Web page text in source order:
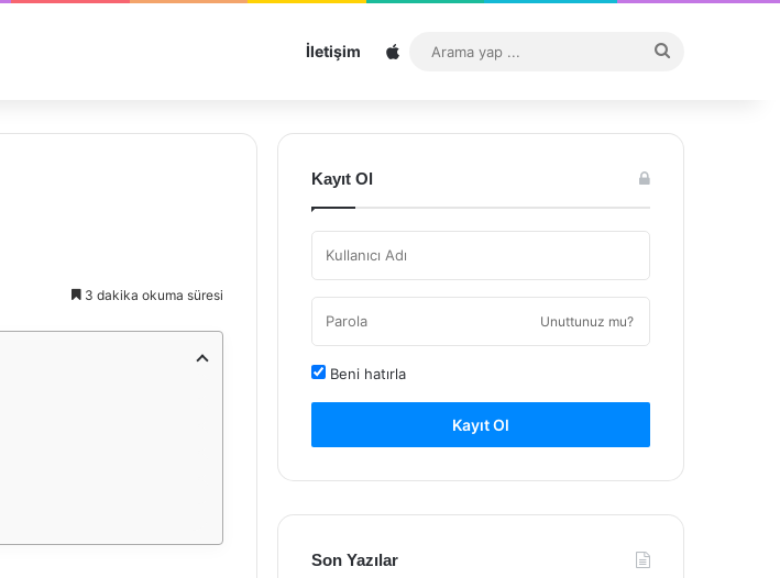
İletişim Sitemap
...
3 dakika okuma süresi
Kayıt Ol
Unuttunuz mu?
Beni hatırla
Kayıt Ol
Son Yazılar